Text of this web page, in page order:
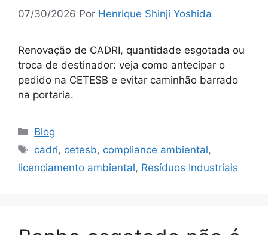
07/30/2026 Por Henrique Shinji Yoshida
Renovação de CADRI, quantidade esgotada ou
troca de destinador: veja como antecipar o
pedido na CETESB e evitar caminhão barrado
na portaria.
Blog
cadri, cetesb, compliance ambiental,
licenciamento ambiental, Resíduos Industriais